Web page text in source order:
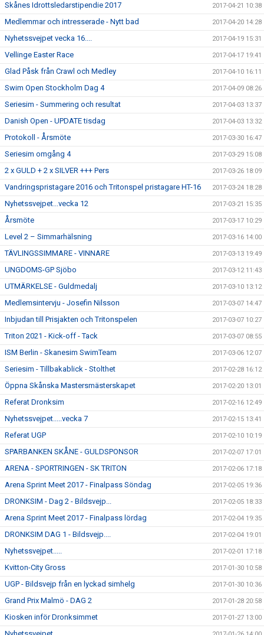
Skånes Idrottsledarstipendie 2017 2017-04-21 10:38
Medlemmar och intresserade - Nytt bad 2017-04-20 14:28
Nyhetssvejpet vecka 16.... 2017-04-19 15:31
Vellinge Easter Race 2017-04-17 19:41
Glad Påsk från Crawl och Medley 2017-04-10 16:11
Swim Open Stockholm Dag 4 2017-04-09 08:26
Seriesim - Summering och resultat 2017-04-03 13:37
Danish Open - UPDATE tisdag 2017-04-03 13:32
Protokoll - Årsmöte 2017-03-30 16:47
Seriesim omgång 4 2017-03-29 15:08
2 x GULD + 2 x SILVER +++ Pers 2017-03-26 18:09
Vandringspristagare 2016 och Tritonspel pristagare HT-16 2017-03-24 18:28
Nyhetssvejpet...vecka 12 2017-03-21 15:35
Årsmöte 2017-03-17 10:29
Level 2 – Simmarhälsning 2017-03-16 14:00
TÄVLINGSSIMMARE - VINNARE 2017-03-13 19:49
UNGDOMS-GP Sjöbo 2017-03-12 11:43
UTMÄRKELSE - Guldmedalj 2017-03-10 13:12
Medlemsintervju - Josefin Nilsson 2017-03-07 14:47
Inbjudan till Prisjakten och Tritonspelen 2017-03-07 10:27
Triton 2021 - Kick-off - Tack 2017-03-07 08:55
ISM Berlin - Skanesim SwimTeam 2017-03-06 12:07
Seriesim - Tillbakablick - Stolthet 2017-02-28 16:12
Öppna Skånska Mastersmästerskapet 2017-02-20 13:01
Referat Dronksim 2017-02-16 12:49
Nyhetssvejpet.....vecka 7 2017-02-15 13:41
Referat UGP 2017-02-10 10:19
SPARBANKEN SKÅNE - GULDSPONSOR 2017-02-07 17:01
ARENA - SPORTRINGEN - SK TRITON 2017-02-06 17:18
Arena Sprint Meet 2017 - Finalpass Söndag 2017-02-05 19:36
DRONKSIM - Dag 2 - Bildsvejp... 2017-02-05 18:33
Arena Sprint Meet 2017 - Finalpass lördag 2017-02-04 19:35
DRONKSIM DAG 1 - Bildsvejp.... 2017-02-04 19:01
Nyhetssvejpet..... 2017-02-01 17:18
Kvitton-City Gross 2017-01-30 10:58
UGP - Bildsvejp från en lyckad simhelg 2017-01-30 10:36
Grand Prix Malmö - DAG 2 2017-01-28 20:58
Kiosken inför Dronksimmet 2017-01-27 13:00